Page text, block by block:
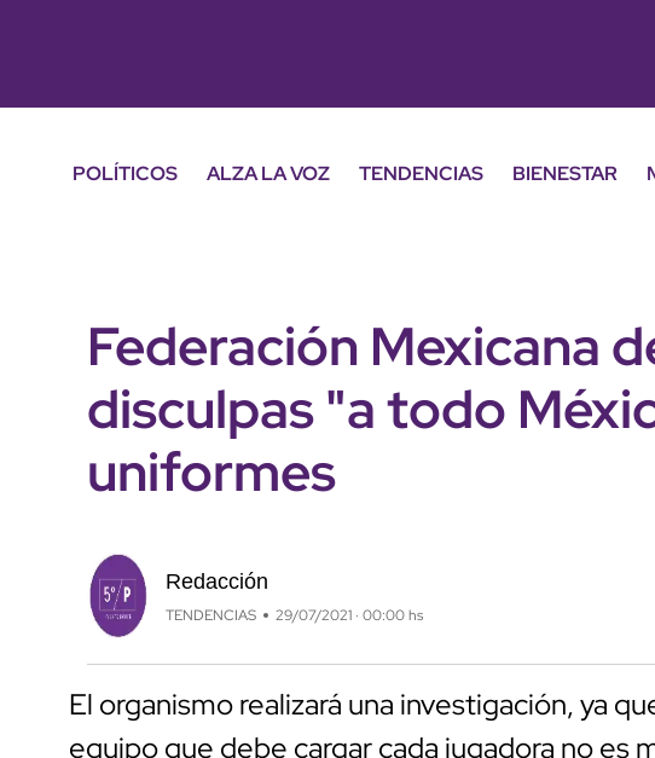
POLÍTICOS ALZA LA VOZ TENDENCIAS BIENESTAR
Federación Mexicana
disculpas "a todo
uniformes
Redacción
TENDENCIAS 29/07/2021 · 00:00 hs
El organismo realizará una investigación, ya
equipo que debe cargar cada jugadora no es